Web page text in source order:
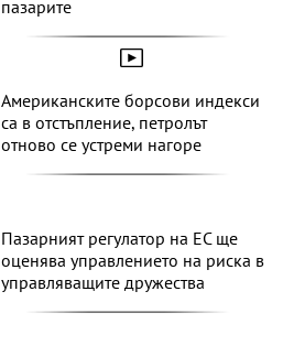
пазарите
Американските борсови индекси
са в отстъпление, петролът
отново се устреми нагоре
Пазарният регулатор на ЕС ще
оценява управлението на риска в
управляващите дружества